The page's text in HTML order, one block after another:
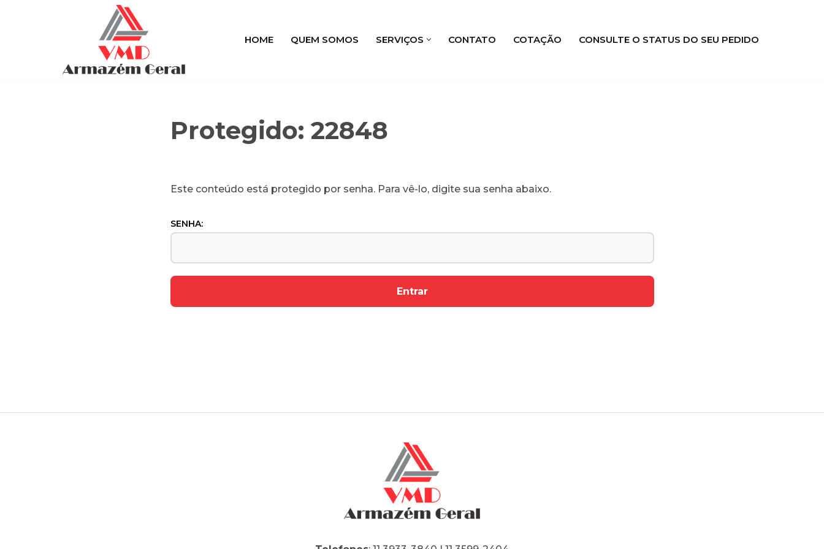
HOME QUEM SOMOS SERVIÇOS CONTATO COTAÇÃO CONSULTE O STATUS DO SEU PEDIDO
Protegido: 22848
Este conteúdo está protegido por senha. Para vê-lo, digite sua senha abaixo.
SENHA: